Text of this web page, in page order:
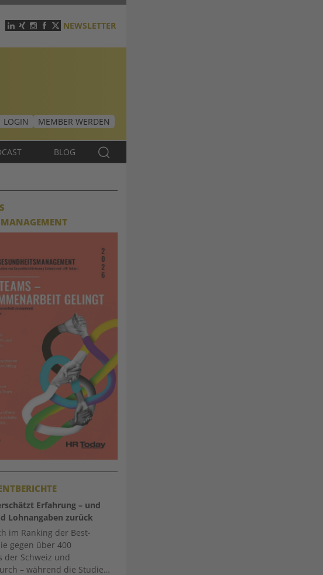
Header
menu
NEWSLETTER
LOGIN
MEMBER WERDEN
BLOG
Erfahrung – und
Lohnangaben zurück
im Ranking der Best-
gegen über 400
der Schweiz und
– während die Studie…